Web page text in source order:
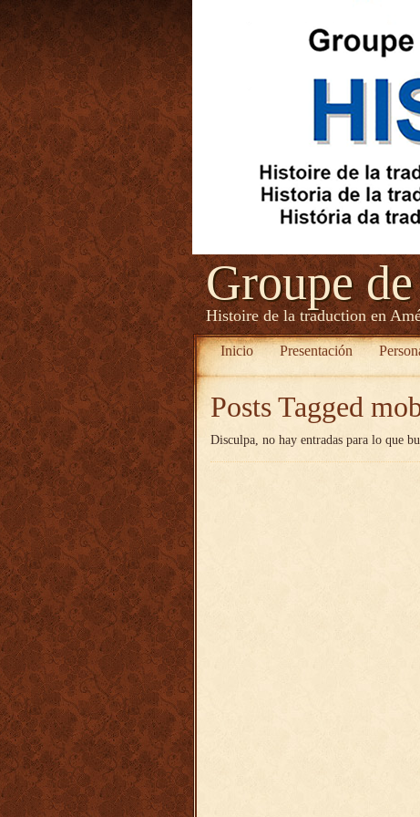
Groupe
Histoire de la traduction en
Inicio Presentación
Posts Tagged
Disculpa, no hay entradas para lo que